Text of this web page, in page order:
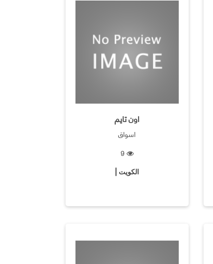
اون تايم
اسواق
الكويت |